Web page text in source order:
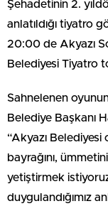
Şehadetinin 2.
anlatıldığı tiyatro
20:00 de Akyazı
Belediyesi Tiyatro
Sahnelenen
Belediye Başkanı
“Akyazı Belediyesi
bayrağını,
yetiştirmek
duygulandığımız